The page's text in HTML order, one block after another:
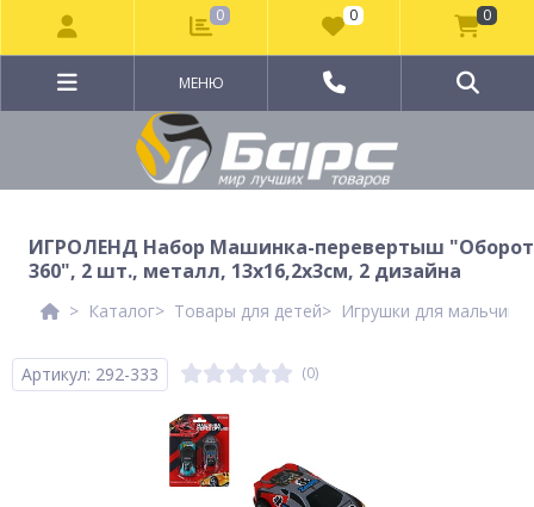
МЕНЮ
ИГРОЛЕНД Набор Машинка-перевертыш "Оборот
360", 2 шт., металл, 13х16,2х3см, 2 дизайна
Каталог Товары для детей Игрушки для
Артикул: 292-333 (0)
0 0 0